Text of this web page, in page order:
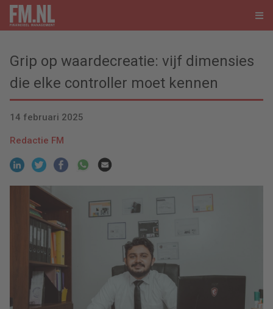
Grip op waardecreatie: vijf dimensies
die elke controller moet kennen
14 februari 2025
Redactie FM